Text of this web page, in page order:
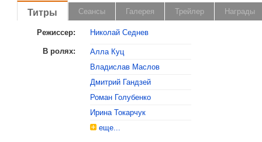
Титры Сеансы Галерея Трейлер Награды
Режиссер: Николай Седнев
В ролях:
Алла Куц
Владислав Маслов
Дмитрий Гандзей
Роман Голубенко
Ирина Токарчук
еще...